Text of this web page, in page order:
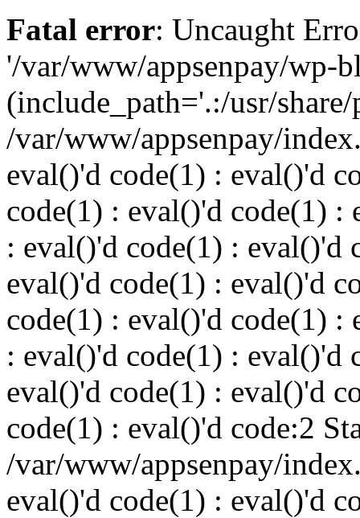
Fatal error: Uncaught
'/var/www/appsenpay/wp-
(include_path='.:/usr/
/var/www/appsenpay/
eval()'d code(1) : eval()'d
code(1) : eval()'d code(1) :
: eval()'d code(1) : eval()'d
eval()'d code(1) : eval()'d
code(1) : eval()'d code(1) :
: eval()'d code(1) : eval()'d
eval()'d code(1) : eval()'d
code(1) : eval()'d code:2
/var/www/appsenpay/
eval()'d code(1) : eval()'d